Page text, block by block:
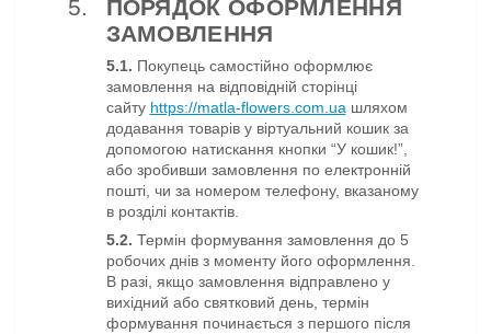
ПОРЯДОК ОФОРМЛЕННЯ
ЗАМОВЛЕННЯ
5.1. Покупець самостійно оформлює
замовлення на відповідній сторінці
сайту https://matla-flowers.com.uaшляхом
додавання товарів у віртуальний кошик за
допомогою натискання кнопки “У кошик!”,
або зробивши замовлення по електронній
пошті, чи за номером телефону, вказаному
в розділі контактів.
5.2. Термін формування замовлення до 5
робочих днів з моменту його оформлення.
В разі, якщо замовлення відправлено у
вихідний або святковий день, термін
формування починається з першого після